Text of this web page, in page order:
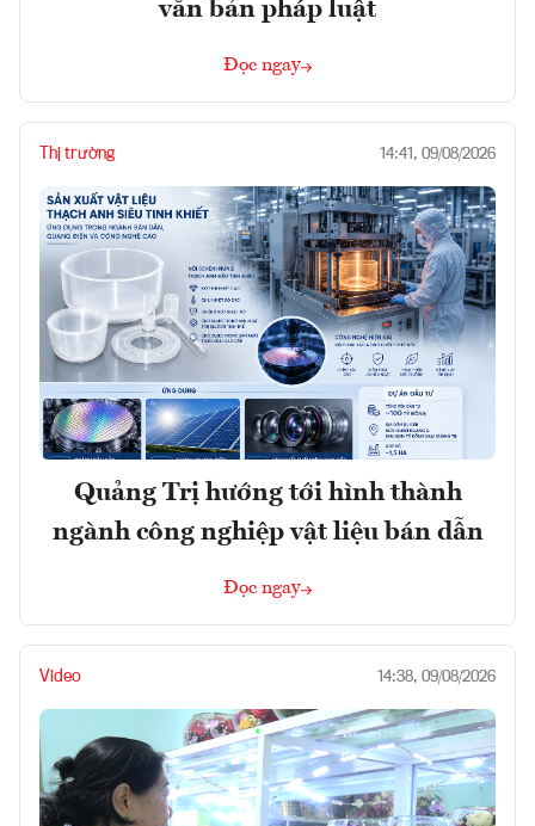
văn bản pháp luật
Đọc ngay
Thị trường 14:41, 09/08/2026
Quảng Trị hướng tới hình thành
ngành công nghiệp vật liệu bán dẫn
Đọc ngay
Video 14:38, 09/08/2026